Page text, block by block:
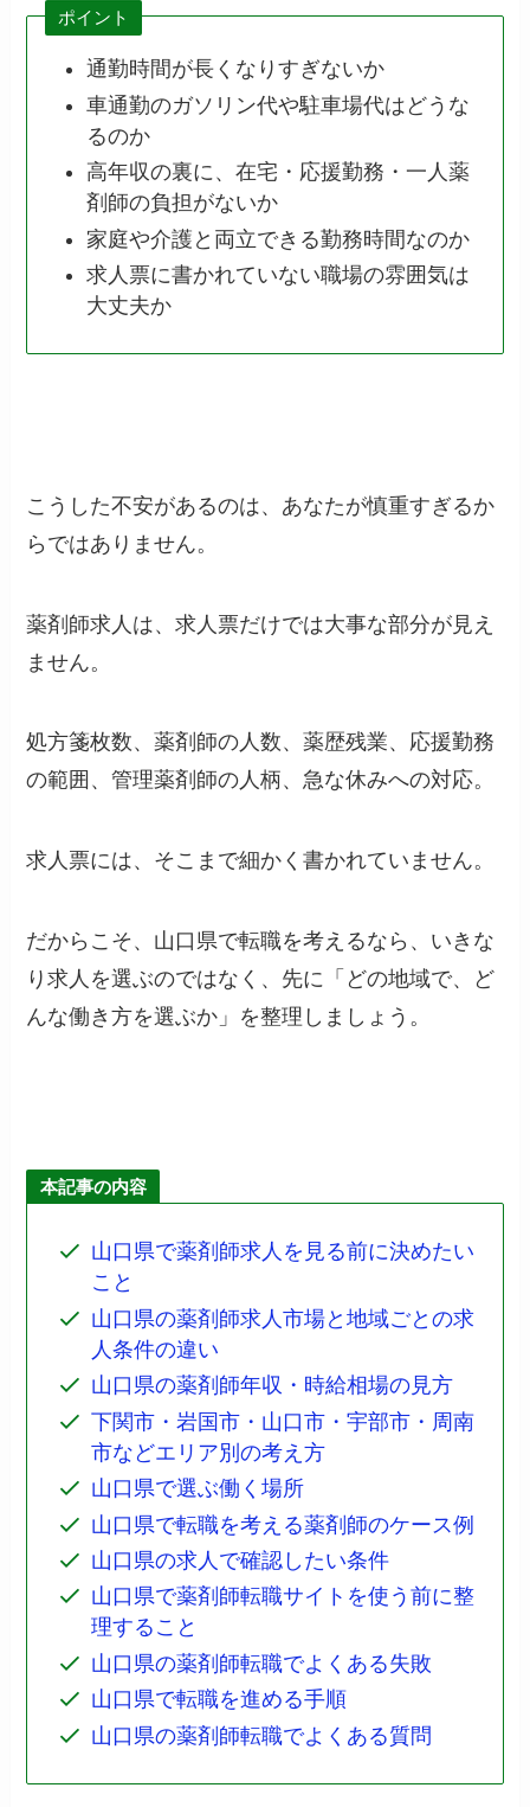
ポイント
通勤時間が長くなりすぎないか
車通勤のガソリン代や駐車場代はどうな
るのか
高年収の裏に、在宅・応援勤務・一人薬
剤師の負担がないか
家庭や介護と両立できる勤務時間なのか
求人票に書かれていない職場の雰囲気は
大丈夫か
こうした不安があるのは、あなたが慎重すぎるか
らではありません。
薬剤師求人は、求人票だけでは大事な部分が見え
ません。
処方箋枚数、薬剤師の人数、薬歴残業、応援勤務
の範囲、管理薬剤師の人柄、急な休みへの対応。
求人票には、そこまで細かく書かれていません。
だからこそ、山口県で転職を考えるなら、いきな
り求人を選ぶのではなく、先に「どの地域で、ど
んな働き方を選ぶか」を整理しましょう。
本記事の内容
山口県で薬剤師求人を見る前に決めたい
こと
山口県の薬剤師求人市場と地域ごとの求
人条件の違い
山口県の薬剤師年収・時給相場の見方
下関市・岩国市・山口市・宇部市・周南
市などエリア別の考え方
山口県で選ぶ働く場所
山口県で転職を考える薬剤師のケース例
山口県の求人で確認したい条件
山口県で薬剤師転職サイトを使う前に整
理すること
山口県の薬剤師転職でよくある失敗
山口県で転職を進める手順
山口県の薬剤師転職でよくある質問